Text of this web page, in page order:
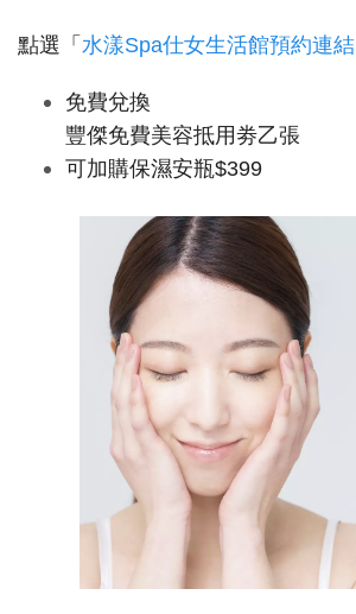
點選「 水漾Spa仕女生活館預約連結
免費兌換
豐傑免費美容抵用劵乙張
可加購保濕安瓶$399